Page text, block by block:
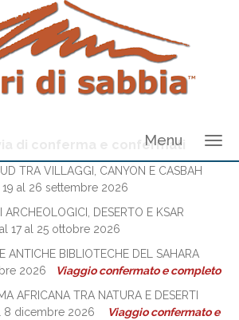
Menu
di conferma e confermati
TRA VILLAGGI, CANYON E CASBAH
19 al 26 settembre 2026
ARCHEOLOGICI, DESERTO E KSAR
17 al 25 ottobre 2026
ANTICHE BIBLIOTECHE DEL SAHARA
2026
Viaggio confermato e completo
AFRICANA TRA NATURA E DESERTI
8 dicembre 2026
Viaggio confermato e